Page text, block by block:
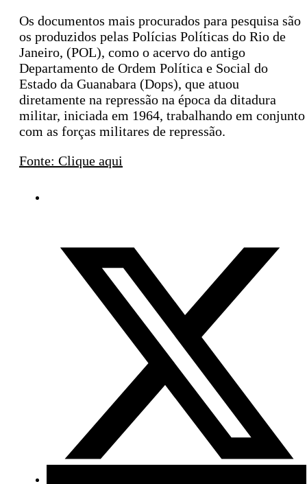
Os documentos mais procurados para pesquisa são
os produzidos pelas Polícias Políticas do Rio de
Janeiro, (POL), como o acervo do antigo
Departamento de Ordem Política e Social do
Estado da Guanabara (Dops), que atuou
diretamente na repressão na época da ditadura
militar, iniciada em 1964, trabalhando em conjunto
com as forças militares de repressão.
Fonte: Clique aqui